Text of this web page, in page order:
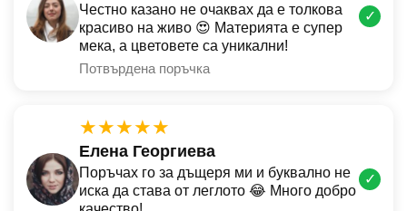
Честно казано не очаквах да е толкова
красиво на живо 😍 Материята е супер
мека, а цветовете са уникални!
Потвърдена поръчка
✓
★★★★★
Елена Георгиева
Поръчах го за дъщеря ми и буквално не
иска да става от леглото 😂 Много добро
✓